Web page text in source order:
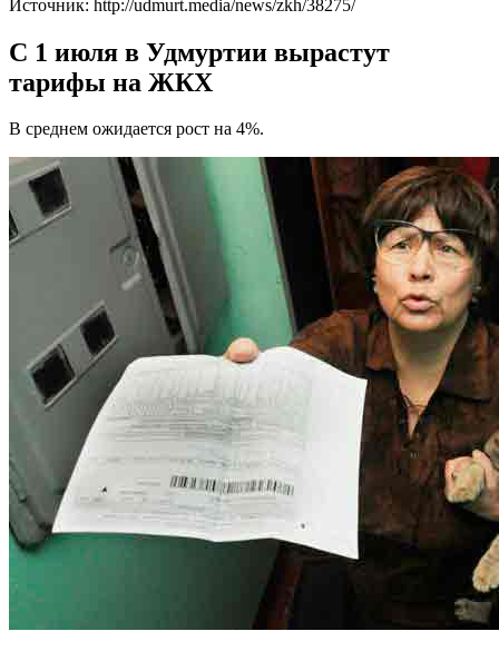
Источник: http://udmurt.media/news/zkh/38275/
С 1 июля в Удмуртии вырастут
тарифы на ЖКХ
В среднем ожидается рост на 4%.